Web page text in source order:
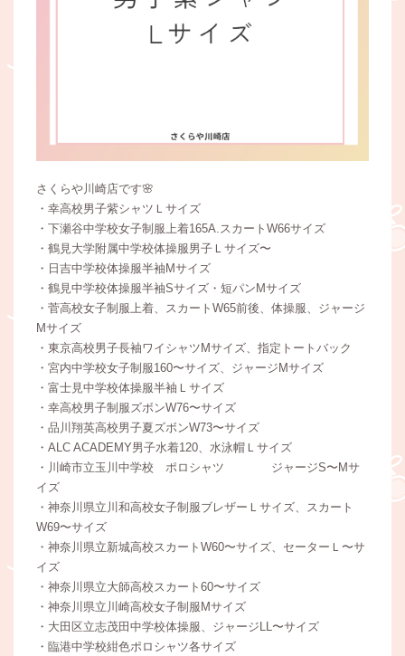
さくらや川崎店です🌸
・幸高校男子紫シャツＬサイズ
・下瀬谷中学校女子制服上着165A.スカートW66サイズ
・鶴見大学附属中学校体操服男子Ｌサイズ〜
・日吉中学校体操服半袖Mサイズ
・鶴見中学校体操服半袖Sサイズ・短パンMサイズ
・菅高校女子制服上着、スカートW65前後、体操服、ジャージ
Mサイズ
・東京高校男子長袖ワイシャツMサイズ、指定トートバック
・宮内中学校女子制服160〜サイズ、ジャージMサイズ
・富士見中学校体操服半袖Ｌサイズ
・幸高校男子制服ズボンW76〜サイズ
・品川翔英高校男子夏ズボンW73〜サイズ
・ALC ACADEMY男子水着120、水泳帽Ｌサイズ
・川崎市立玉川中学校 ポロシャツ ジャージS〜Mサ
イズ
・神奈川県立川和高校女子制服ブレザーＬサイズ、スカート
W69〜サイズ
・神奈川県立新城高校スカートW60〜サイズ、セーターＬ〜サ
イズ
・神奈川県立大師高校スカート60〜サイズ
・神奈川県立川崎高校女子制服Mサイズ
・大田区立志茂田中学校体操服、ジャージLL〜サイズ
・臨港中学校紺色ポロシャツ各サイズ